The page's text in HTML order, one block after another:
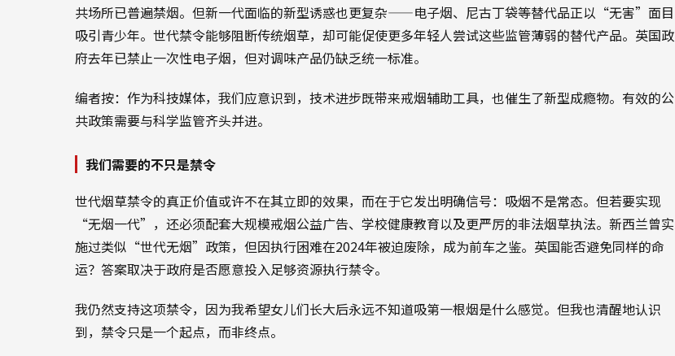
共场所已普遍禁烟。但新一代面临的新型诱惑也更复杂——电子烟、尼古丁袋等替代品正以“无害”面目
吸引青少年。世代禁令能够阻断传统烟草，却可能促使更多年轻人尝试这些监管薄弱的替代产品。英国政
府去年已禁止一次性电子烟，但对调味产品仍缺乏统一标准。
编者按：作为科技媒体，我们应意识到，技术进步既带来戒烟辅助工具，也催生了新型成瘾物。有效的公
共政策需要与科学监管齐头并进。
我们需要的不只是禁令
世代烟草禁令的真正价值或许不在其立即的效果，而在于它发出明确信号：吸烟不是常态。但若要实现
“无烟一代”，还必须配套大规模戒烟公益广告、学校健康教育以及更严厉的非法烟草执法。新西兰曾实
施过类似“世代无烟”政策，但因执行困难在2024年被迫废除，成为前车之鉴。英国能否避免同样的命
运？答案取决于政府是否愿意投入足够资源执行禁令。
我仍然支持这项禁令，因为我希望女儿们长大后永远不知道吸第一根烟是什么感觉。但我也清醒地认识
到，禁令只是一个起点，而非终点。